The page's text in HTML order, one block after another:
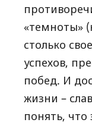
«темноты»
столько
успехов,
побед. И
жизни –
понять, что